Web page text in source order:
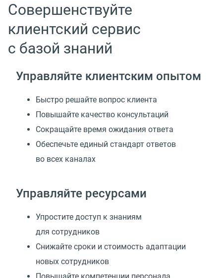
Совершенствуйте
клиентский сервис
с базой знаний
Управляйте клиентским опытом
Быстро решайте вопрос клиента
Повышайте качество консультаций
Сокращайте время ожидания ответа
Обеспечьте единый стандарт ответов
во всех каналах
Управляйте ресурсами
Упростите доступ к знаниям
для сотрудников
Снижайте сроки и стоимость адаптации
новых сотрудников